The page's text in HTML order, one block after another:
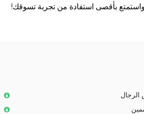
بأقصى استفادة من تجربة تسوقك!
الرجال